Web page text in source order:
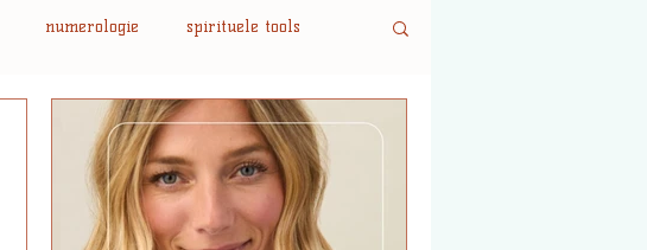
numerologie spirituele tools